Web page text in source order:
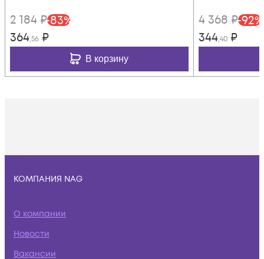
2 184 ₽-83%
364,56 ₽
В корзину
4 368 ₽-92%
344,40 ₽
КОМПАНИЯ NAG
О компании
Новости
Вакансии